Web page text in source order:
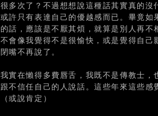
很多次了？不過想想說這種話其實真的沒
或許只有表達自己的優越感而已。畢竟如
的話，應該是不厭其煩，就算是別人再不
不會像我覺得不是很愉快，或是覺得自己
閉嘴不再說了。
我實在懶得多費唇舌，我既不是傳教士，
跟不信任自己的人說話。這些年來這些感
（或說肯定）